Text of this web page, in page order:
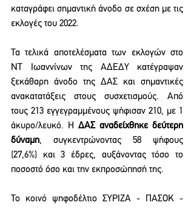
καταγράφει σημαντική άνοδο σε σχέση με τις
εκλογές του 2022.
Τα τελικά αποτελέσματα των εκλογών στο
ΝΤ Ιωαννίνων της ΑΔΕΔΥ κατέγραψαν
ξεκάθαρη άνοδο της ΔΑΣ και σημαντικές
ανακατατάξεις στους συσχετισμούς. Από
τους 213 εγγεγραμμένους ψήφισαν 210, με 1
άκυρο/λευκό. Η ΔΑΣ αναδείχθηκε δεύτερη
δύναμη, συγκεντρώνοντας 58 ψήφους
(27,6%) και 3 έδρες, αυξάνοντας τόσο το
ποσοστό όσο και την εκπροσώπησή της.
Το κοινό ψηφοδέλτιο ΣΥΡΙΖΑ - ΠΑΣΟΚ -